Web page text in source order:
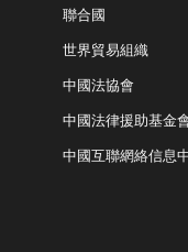
聯合國
世界貿易組織
中國法協會
中國法律援助基金
中國互聯網絡信息